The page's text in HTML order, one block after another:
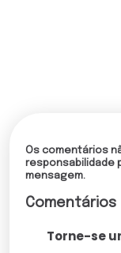
Os comentários
responsabilidade
mensagem.
Comentários
Torne-se